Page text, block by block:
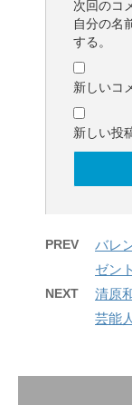
次回のコ
自分の名
する。
新しいコ
新しい投
PREV
バレ
ゼン
NEXT
清原
芸能